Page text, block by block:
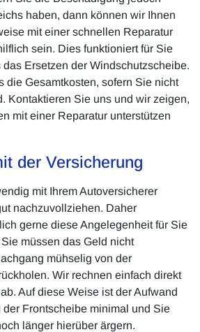
haben, dann können wir Ihnen
mit einer schnellen Reparatur
sein. Dies funktioniert für Sie
Ersetzen der Windschutzscheibe.
die Gesamtkosten, sofern Sie nicht
Kontaktieren Sie uns und wir zeigen,
mit einer Reparatur unterstützen
der Versicherung
mit Ihrem Autoversicherer
nachzuvollziehen. Daher
gerne diese Angelegenheit für Sie
müssen das Geld nicht
mühselig von der
Wir rechnen einfach direkt
Auf diese Weise ist der Aufwand
Frontscheibe minimal und Sie
länger hierüber ärgern.